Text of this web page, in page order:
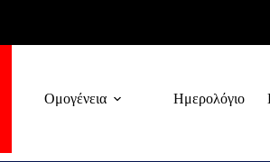
Ομογένεια Ημερολόγιο